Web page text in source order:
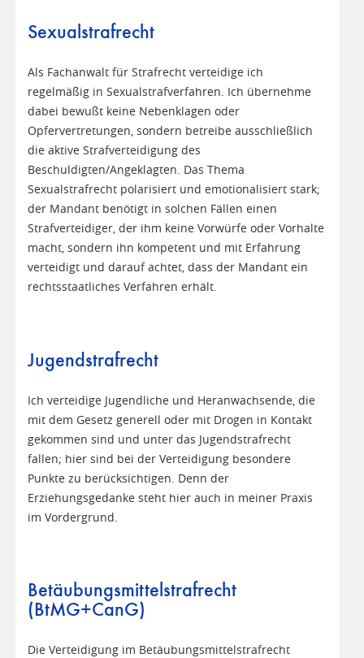
Sexualstrafrecht
Als Fachanwalt für Strafrecht verteidige ich
regelmäßig in Sexualstrafverfahren. Ich übernehme
dabei bewußt keine Nebenklagen oder
Opfervertretungen, sondern betreibe ausschließlich
die aktive Strafverteidigung des
Beschuldigten/Angeklagten. Das Thema
Sexualstrafrecht polarisiert und emotionalisiert stark;
der Mandant benötigt in solchen Fällen einen
Strafverteidiger, der ihm keine Vorwürfe oder Vorhalte
macht, sondern ihn kompetent und mit Erfahrung
verteidigt und darauf achtet, dass der Mandant ein
rechtsstaatliches Verfahren erhält.
Jugendstrafrecht
Ich verteidige Jugendliche und Heranwachsende, die
mit dem Gesetz generell oder mit Drogen in Kontakt
gekommen sind und unter das Jugendstrafrecht
fallen; hier sind bei der Verteidigung besondere
Punkte zu berücksichtigen. Denn der
Erziehungsgedanke steht hier auch in meiner Praxis
im Vordergrund.
Betäubungsmittelstrafrecht
(BtMG+CanG)
Die Verteidigung im Betäubungsmittelstrafrecht